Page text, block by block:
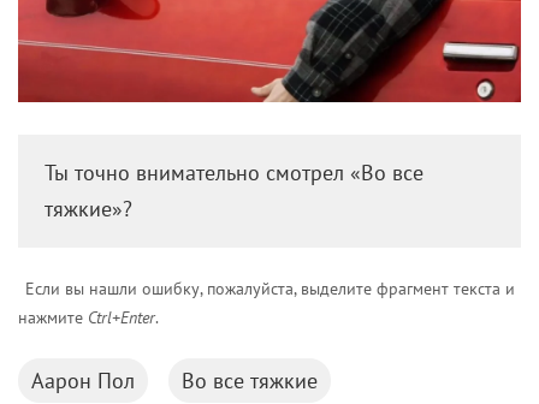
Ты точно внимательно смотрел «Во все
тяжкие»?
Если вы нашли ошибку, пожалуйста, выделите фрагмент текста и
нажмите Ctrl+Enter.
Аарон Пол Во все тяжкие